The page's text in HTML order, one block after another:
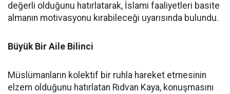
değerli olduğunu hatırlatarak, İslami faaliyetleri basite
almanın motivasyonu kırabileceği uyarısında bulundu.
Büyük Bir Aile Bilinci
Müslümanların kolektif bir ruhla hareket etmesinin
elzem olduğunu hatırlatan Rıdvan Kaya, konuşmasını